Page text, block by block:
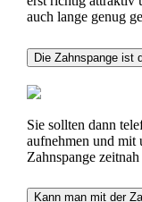
auch lange genug
Die Zahnspange ist
Sie sollten dann
aufnehmen und mit
Zahnspange
Kann man mit der